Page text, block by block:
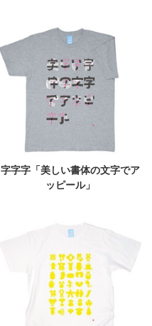
字字字「美しい書体の文字でア
ッピール」